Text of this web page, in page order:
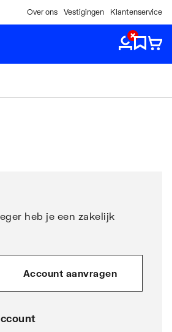
Over ons Vestigingen Klantenservice
heb je een zakelijk
Account aanvragen